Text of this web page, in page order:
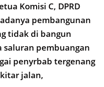
Komisi C, DPRD
pembangunan
tidak di bangun
saluran pembuangan
penyrbab tergenang
jalan,